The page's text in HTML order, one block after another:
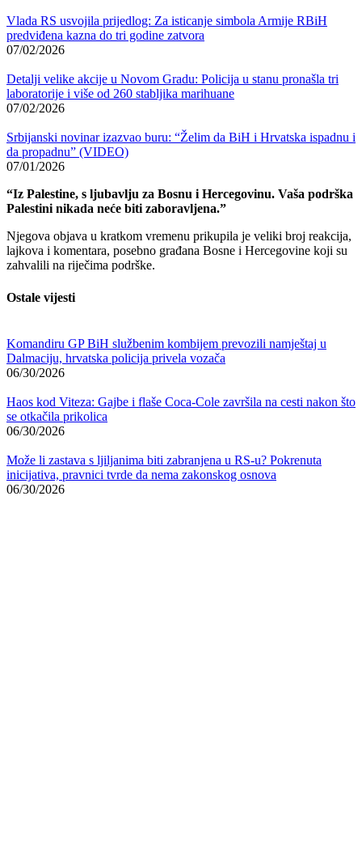
Vlada RS usvojila prijedlog: Za isticanje simbola Armije RBiH
predviđena kazna do tri godine zatvora
07/02/2026
Detalji velike akcije u Novom Gradu: Policija u stanu pronašla tri
laboratorije i više od 260 stabljika marihuane
07/02/2026
Srbijanski novinar izazvao buru: “Želim da BiH i Hrvatska ispadnu i
da propadnu” (VIDEO)
07/01/2026
“Iz Palestine, s ljubavlju za Bosnu i Hercegovinu. Vaša podrška
Palestini nikada neće biti zaboravljena.”
Njegova objava u kratkom vremenu prikupila je veliki broj reakcija,
lajkova i komentara, posebno građana Bosne i Hercegovine koji su
zahvalili na riječima podrške.
Ostale vijesti
Komandiru GP BiH službenim kombijem prevozili namještaj u
Dalmaciju, hrvatska policija privela vozača
06/30/2026
Haos kod Viteza: Gajbe i flaše Coca-Cole završila na cesti nakon što
se otkačila prikolica
06/30/2026
Može li zastava s ljiljanima biti zabranjena u RS-u? Pokrenuta
inicijativa, pravnici tvrde da nema zakonskog osnova
06/30/2026